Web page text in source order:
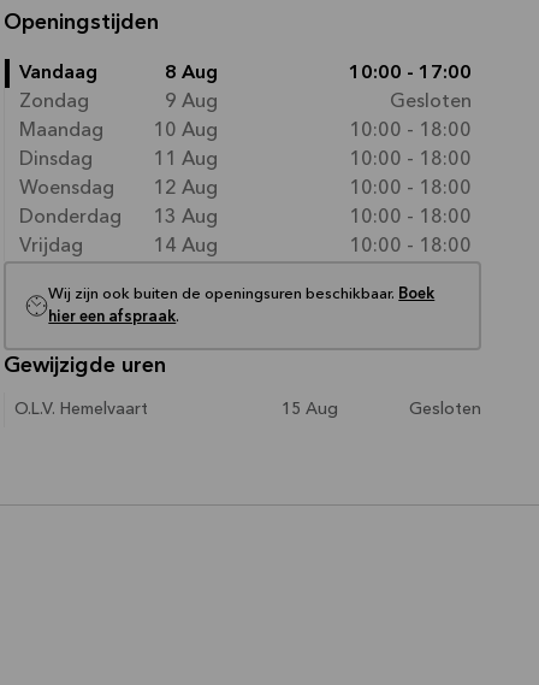
Openingstijden
Vandaag 8 Aug
10:00 - 17:00
Zondag
9 Aug
Gesloten
Maandag
10 Aug
10:00 - 18:00
Dinsdag
11 Aug
10:00 - 18:00
Woensdag
12 Aug
10:00 - 18:00
Donderdag
13 Aug
10:00 - 18:00
Vrijdag
14 Aug 10:00 - 18:00
Wij zijn ook buiten de openingsuren beschikbaar. Boek
hier een afspraak.
Gewijzigde uren
O.L.V. Hemelvaart 15 Aug Gesloten